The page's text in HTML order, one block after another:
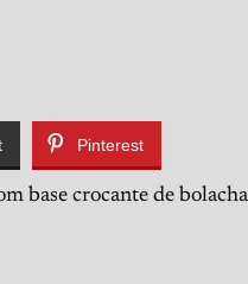
Pinterest
base crocante de